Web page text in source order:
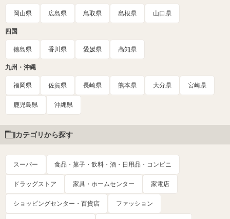
岡山県 広島県 鳥取県 島根県 山口県
四国
徳島県 香川県 愛媛県 高知県
九州・沖縄
福岡県 佐賀県 長崎県 熊本県 大分県 宮崎県
鹿児島県 沖縄県
カテゴリから探す
スーパー 食品・菓子・飲料・酒・日用品・コンビニ
ドラッグストア 家具・ホームセンター 家電店
ショッピングセンター・百貨店 ファッション